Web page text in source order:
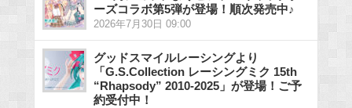
ーズコラボ第5弾が登場！順次発売中♪
2026年7月30日 09:00
グッドスマイルレーシングより
「G.S.Collection レーシングミク 15th
“Rhapsody” 2010-2025」が登場！ご予
約受付中！